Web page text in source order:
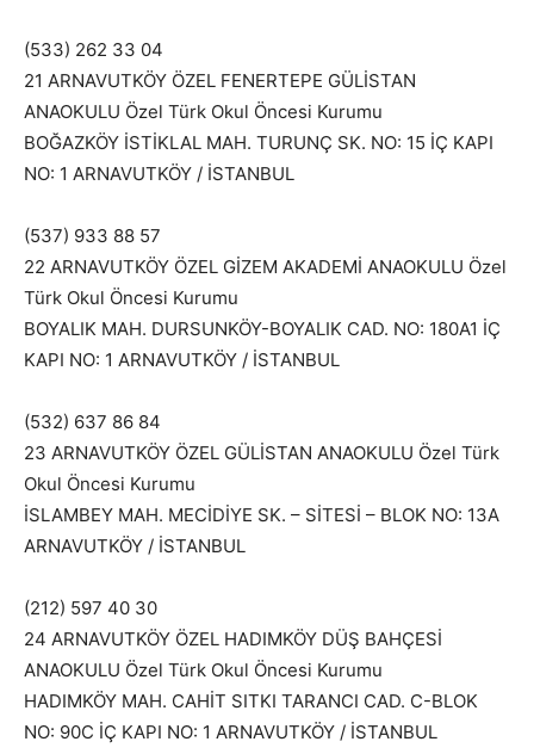
(533) 262 33 04
21 ARNAVUTKÖY ÖZEL FENERTEPE GÜLİSTAN
ANAOKULU Özel Türk Okul Öncesi Kurumu
BOĞAZKÖY İSTİKLAL MAH. TURUNÇ SK. NO: 15 İÇ KAPI
NO: 1 ARNAVUTKÖY / İSTANBUL
(537) 933 88 57
22 ARNAVUTKÖY ÖZEL GİZEM AKADEMİ ANAOKULU Özel
Türk Okul Öncesi Kurumu
BOYALIK MAH. DURSUNKÖY-BOYALIK CAD. NO: 180A1 İÇ
KAPI NO: 1 ARNAVUTKÖY / İSTANBUL
(532) 637 86 84
23 ARNAVUTKÖY ÖZEL GÜLİSTAN ANAOKULU Özel Türk
Okul Öncesi Kurumu
İSLAMBEY MAH. MECİDİYE SK. – SİTESİ – BLOK NO: 13A
ARNAVUTKÖY / İSTANBUL
(212) 597 40 30
24 ARNAVUTKÖY ÖZEL HADIMKÖY DÜŞ BAHÇESİ
ANAOKULU Özel Türk Okul Öncesi Kurumu
HADIMKÖY MAH. CAHİT SITKI TARANCI CAD. C-BLOK
NO: 90C İÇ KAPI NO: 1 ARNAVUTKÖY / İSTANBUL